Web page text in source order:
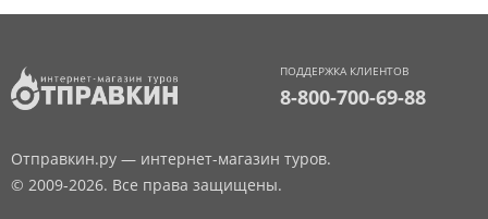
ПОДДЕРЖКА КЛИЕНТОВ
8-800-700-69-88
Отправкин.ру — интернет-магазин туров.
© 2009-2026. Все права защищены.